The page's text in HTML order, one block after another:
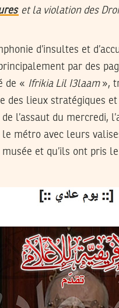
et la violation des
d’insultes et
par des
de « Ifrikia Lil I3laam »,
des lieux stratégiques
l’assaut du mercredi,
métro avec leurs
et qu’ils ont pris